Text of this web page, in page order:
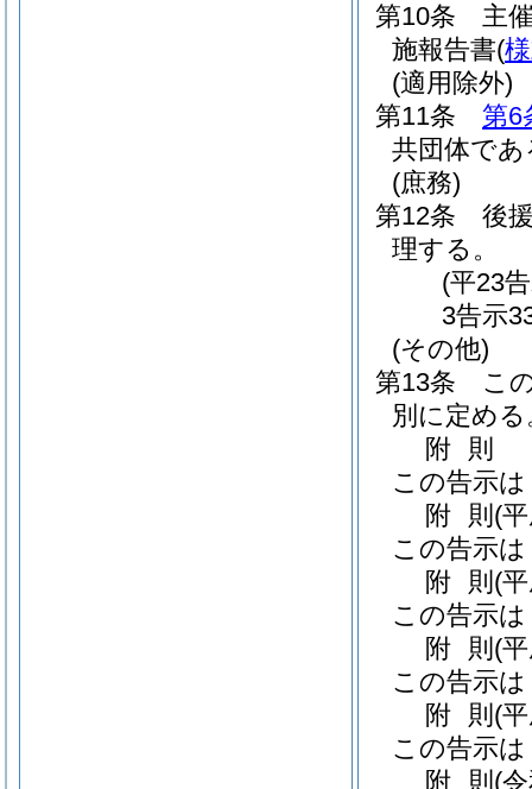
第10条
主
施報告書(
(適用除外)
第11条
第6
共団体で
(庶務)
第12条
後
理する。
(平23
3告示
(その他)
第13条
こ
別に定める
附 則
この告示
附 則 (
この告示
附 則 (
この告示
附 則 (
この告示
附 則 (
この告示
附 則 (